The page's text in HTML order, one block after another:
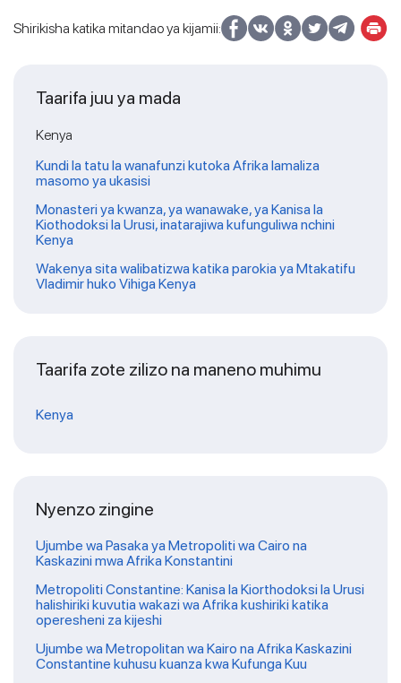
Shirikisha katika mitandao ya kijamii:
Taarifa juu ya mada
Kenya
Kundi la tatu la wanafunzi kutoka Afrika lamaliza
masomo ya ukasisi
Monasteri ya kwanza, ya wanawake, ya Kanisa la
Kiothodoksi la Urusi, inatarajiwa kufunguliwa nchini
Kenya
Wakenya sita walibatizwa katika parokia ya Mtakatifu
Vladimir huko Vihiga Kenya
Taarifa zote zilizo na maneno muhimu
Kenya
Nyenzo zingine
Ujumbe wa Pasaka ya Metropoliti wa Cairo na
Kaskazini mwa Afrika Konstantini
Metropoliti Constantine: Kanisa la Kiorthodoksi la Urusi
halishiriki kuvutia wakazi wa Afrika kushiriki katika
operesheni za kijeshi
Ujumbe wa Metropolitan wa Kairo na Afrika Kaskazini
Constantine kuhusu kuanza kwa Kufunga Kuu